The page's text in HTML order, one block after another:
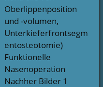
Oberlippenposition
und -volumen,
Unterkieferfrontsegm
entosteotomie)
Funktionelle
Nasenoperation
Nachher Bilder 1